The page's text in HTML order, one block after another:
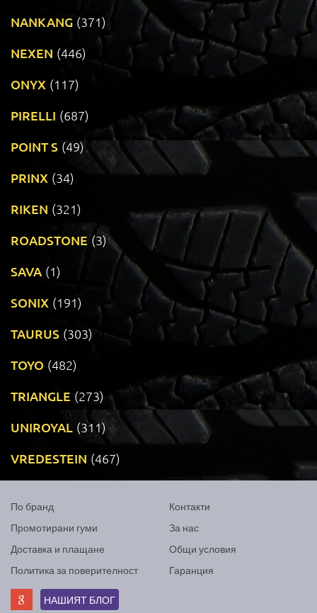
NANKANG (371)
NEXEN (446)
ONYX (117)
PIRELLI (687)
POINT S (49)
PRINX (34)
RIKEN (321)
ROADSTONE (3)
SAVA (1)
SONIX (191)
TAURUS (303)
TOYO (482)
TRIANGLE (273)
UNIROYAL (311)
VREDESTEIN (467)
По бранд
Промотирани гуми
Доставка и плащане
Политика за поверителност
Контакти
За нас
Общи условия
Гаранция
НАШИЯТ БЛОГ